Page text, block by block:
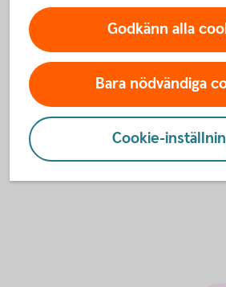
Ingvar Klevekil, Mattias Carlsson
Godkänn alla
Bara nödvändiga
Cookie-